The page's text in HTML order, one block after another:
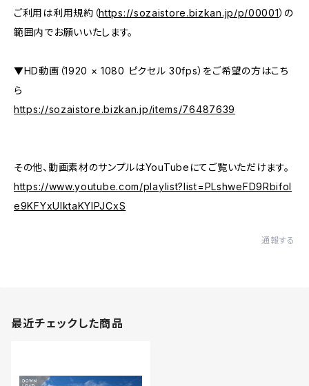
ご利用は利用規約（https://sozaistore.bizkan.jp/p/00001）の
範囲内でお願いいたします。
▼HD動画（1920 × 1080 ピクセル 30fps）をご希望の方はこち
ら
https://sozaistore.bizkan.jp/items/76487639
その他、動画素材のサンプルはYouTubeにてご覧いただけます。
https://www.youtube.com/playlist?list=PLshweFD9Rbifol
e9KFYxUlktaKYlPJCxS
通報する
最近チェックした商品